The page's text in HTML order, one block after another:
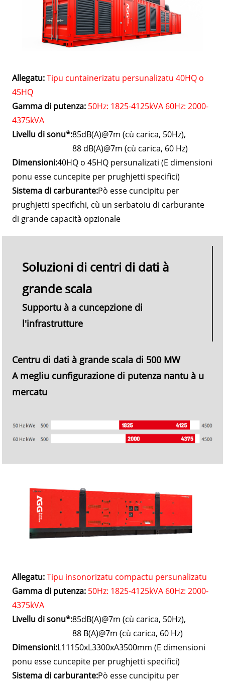
Allegatu: Tipu cuntainerizatu persunalizatu 40HQ o
45HQ
Gamma di putenza: 50Hz: 1825-4125kVA 60Hz: 2000-
4375kVA
Livellu di sonu*:85dB(A)@7m (cù carica, 50Hz),
88 dB(A)@7m (cù carica, 60 Hz)
Dimensioni:40HQ o 45HQ persunalizati (E dimensioni
ponu esse cuncepite per prughjetti specifici)
Sistema di carburante:Pò esse cuncipitu per
prughjetti specifichi, cù un serbatoiu di carburante
di grande capacità opzionale
Soluzioni di centri di dati à
grande scala
Supportu à a cuncepzione di
l'infrastrutture
Centru di dati à grande scala di 500 MW
A megliu cunfigurazione di putenza nantu à u
mercatu
Allegatu: Tipu insonorizatu compactu persunalizatu
Gamma di putenza: 50Hz: 1825-4125kVA 60Hz: 2000-
4375kVA
Livellu di sonu*:85dB(A)@7m (cù carica, 50Hz),
88 B(A)@7m (cù carica, 60 Hz)
Dimensioni:L11150xL3300xA3500mm (E dimensioni
ponu esse cuncepite per prughjetti specifici)
Sistema di carburante:Pò esse cuncipitu per